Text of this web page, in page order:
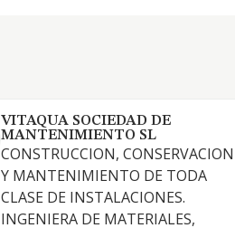
VITAQUA SOCIEDAD DE
MANTENIMIENTO SL
CONSTRUCCION, CONSERVACION
Y MANTENIMIENTO DE TODA
CLASE DE INSTALACIONES.
INGENIERA DE MATERIALES,